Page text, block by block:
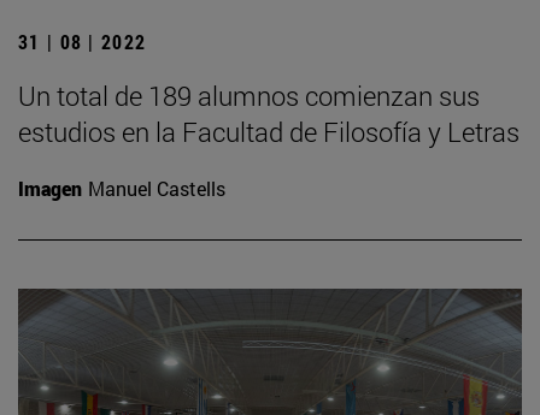
31 | 08 | 2022
Un total de 189 alumnos comienzan sus
estudios en la Facultad de Filosofía y Letras
Imagen Manuel Castells